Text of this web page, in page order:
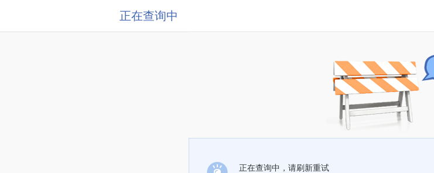
正在查询中
正在查询中，请刷新重试